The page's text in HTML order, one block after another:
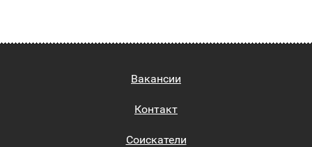
Вакансии
Контакт
Соискатели